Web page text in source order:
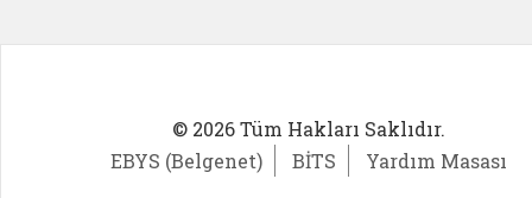
© 2026 Tüm Hakları Saklıdır.
EBYS (Belgenet)
BİTS Yardım Masası